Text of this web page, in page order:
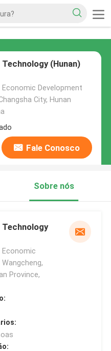
(Hunan)
Economic Development
City, Hunan
Fale Conosco
Sobre nós
Economic
Province,